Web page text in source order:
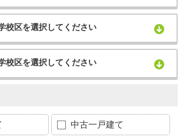
校区を選択してください
校区を選択してください
中古一戸建て